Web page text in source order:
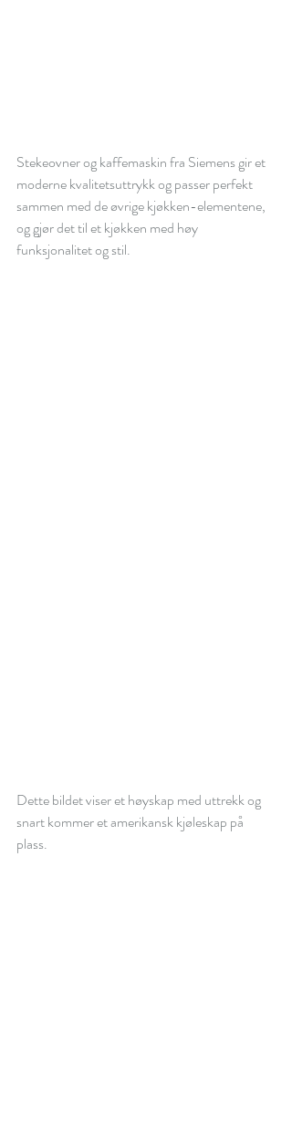
Stekeovner og kaffemaskin fra Siemens gir et
moderne kvalitetsuttrykk og passer perfekt
sammen med de øvrige kjøkken-elementene,
og gjør det til et kjøkken med høy
funksjonalitet og stil.
Dette bildet viser et høyskap med uttrekk og
snart kommer et amerikansk kjøleskap på
plass.